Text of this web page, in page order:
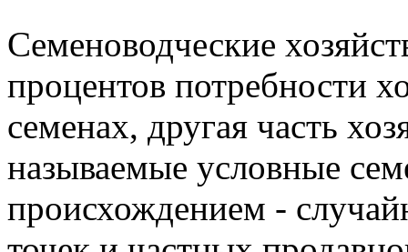
Семеноводческие
процентов потребности
семенах, другая часть
называемые условные
происхождением -